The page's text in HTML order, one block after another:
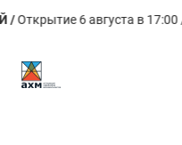
6 августа в 17:00 /ЦИ